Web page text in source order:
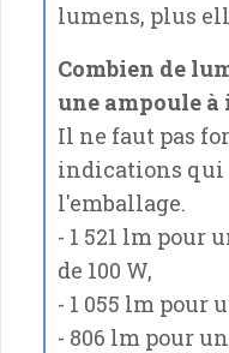
lumens, plus
Combien de
une ampoule à
Il ne faut pas
indications qui
l'emballage.
- 1 521 lm pour
de 100 W,
- 1 055 lm pour
- 806 lm pour